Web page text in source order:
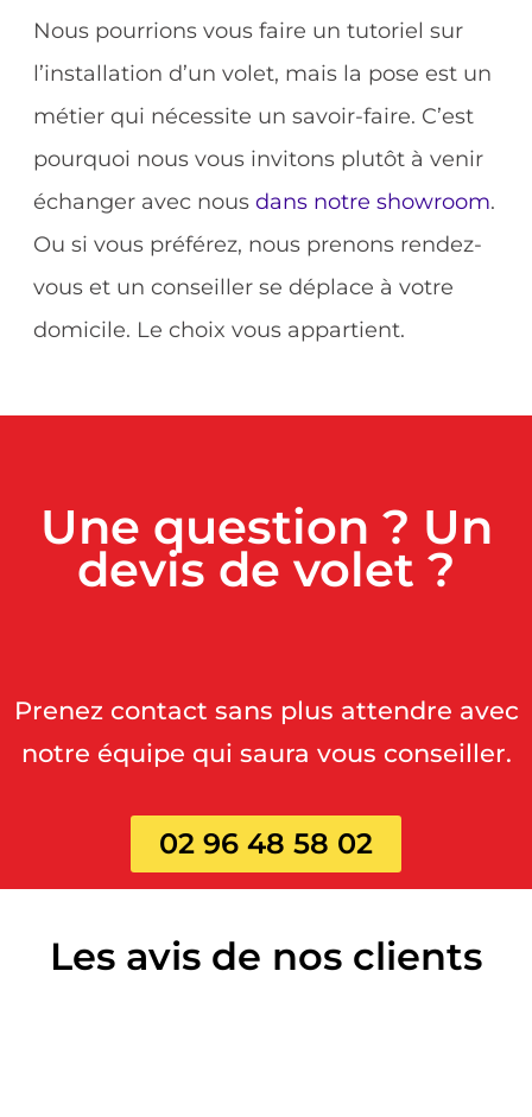
Nous pourrions vous faire un tutoriel sur
l’installation d’un volet, mais la pose est un
métier qui nécessite un savoir-faire. C’est
pourquoi nous vous invitons plutôt à venir
échanger avec nousdans notre showroom.
Ou si vous préférez, nous prenons rendez-
vous et un conseiller se déplace à votre
domicile. Le choix vous appartient.
Une question ? Un
devis de volet ?
Prenez contact sans plus attendre avec
notre équipe qui saura vous conseiller.
02 96 48 58 02
Les avis de nos clients